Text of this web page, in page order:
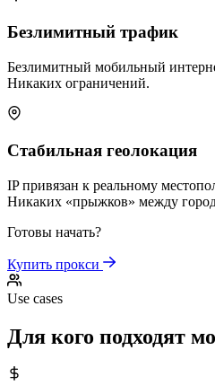
Безлимитный трафик
Безлимитный мобильный
Никаких ограничений.
Стабильная геолокация
IP привязан к реальному
Никаких «прыжков» между
Готовы начать?
Купить прокси
Use cases
Для кого подходят